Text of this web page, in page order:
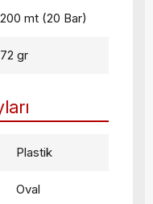
200 mt (20 Bar)
72 gr
Plastik
Oval